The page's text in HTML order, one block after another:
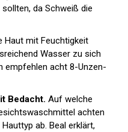
da Schweiß die
Haut mit Feuchtigkeit
Wasser zu sich
empfehlen acht 8-Unzen-
Bedacht. Auf welche
achten
ab. Beal erklärt,